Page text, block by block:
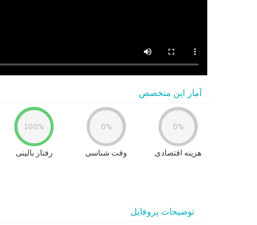
آمار این متخصص
100%
رفتار بالینی
0%
وقت شناسی
0%
هزینه اقتصادی
توضیحات پروفایل